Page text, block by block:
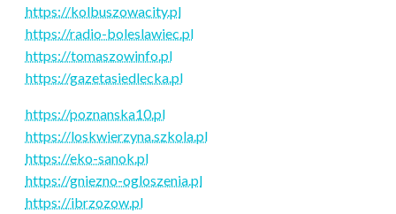
https://kolbuszowacity.pl
https://radio-boleslawiec.pl
https://tomaszowinfo.pl
https://gazetasiedlecka.pl
https://poznanska10.pl
https://loskwierzyna.szkola.pl
https://eko-sanok.pl
https://gniezno-ogloszenia.pl
https://ibrzozow.pl